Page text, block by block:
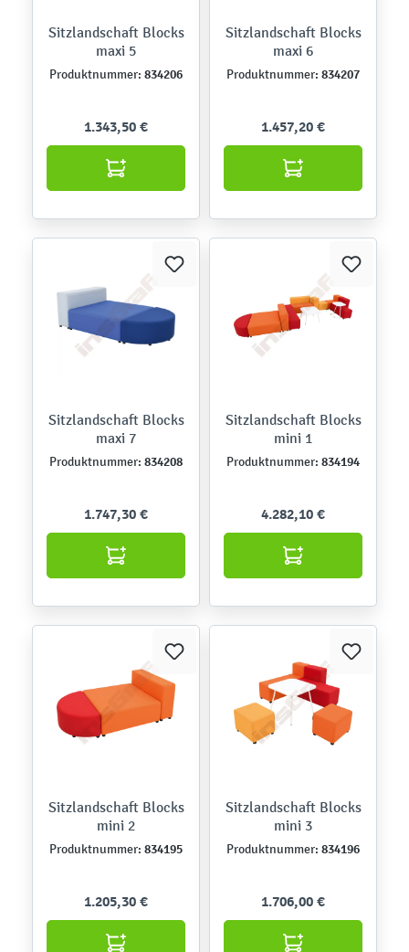
Sitzlandschaft Blocks
maxi 5
Produktnummer: 834206
1.343,50 €
Sitzlandschaft Blocks
maxi 6
Produktnummer: 834207
1.457,20 €
Sitzlandschaft Blocks
maxi 7
Produktnummer: 834208
1.747,30 €
Sitzlandschaft Blocks
mini 1
Produktnummer: 834194
4.282,10 €
Sitzlandschaft Blocks
mini 2
Produktnummer: 834195
1.205,30 €
Sitzlandschaft Blocks
mini 3
Produktnummer: 834196
1.706,00 €